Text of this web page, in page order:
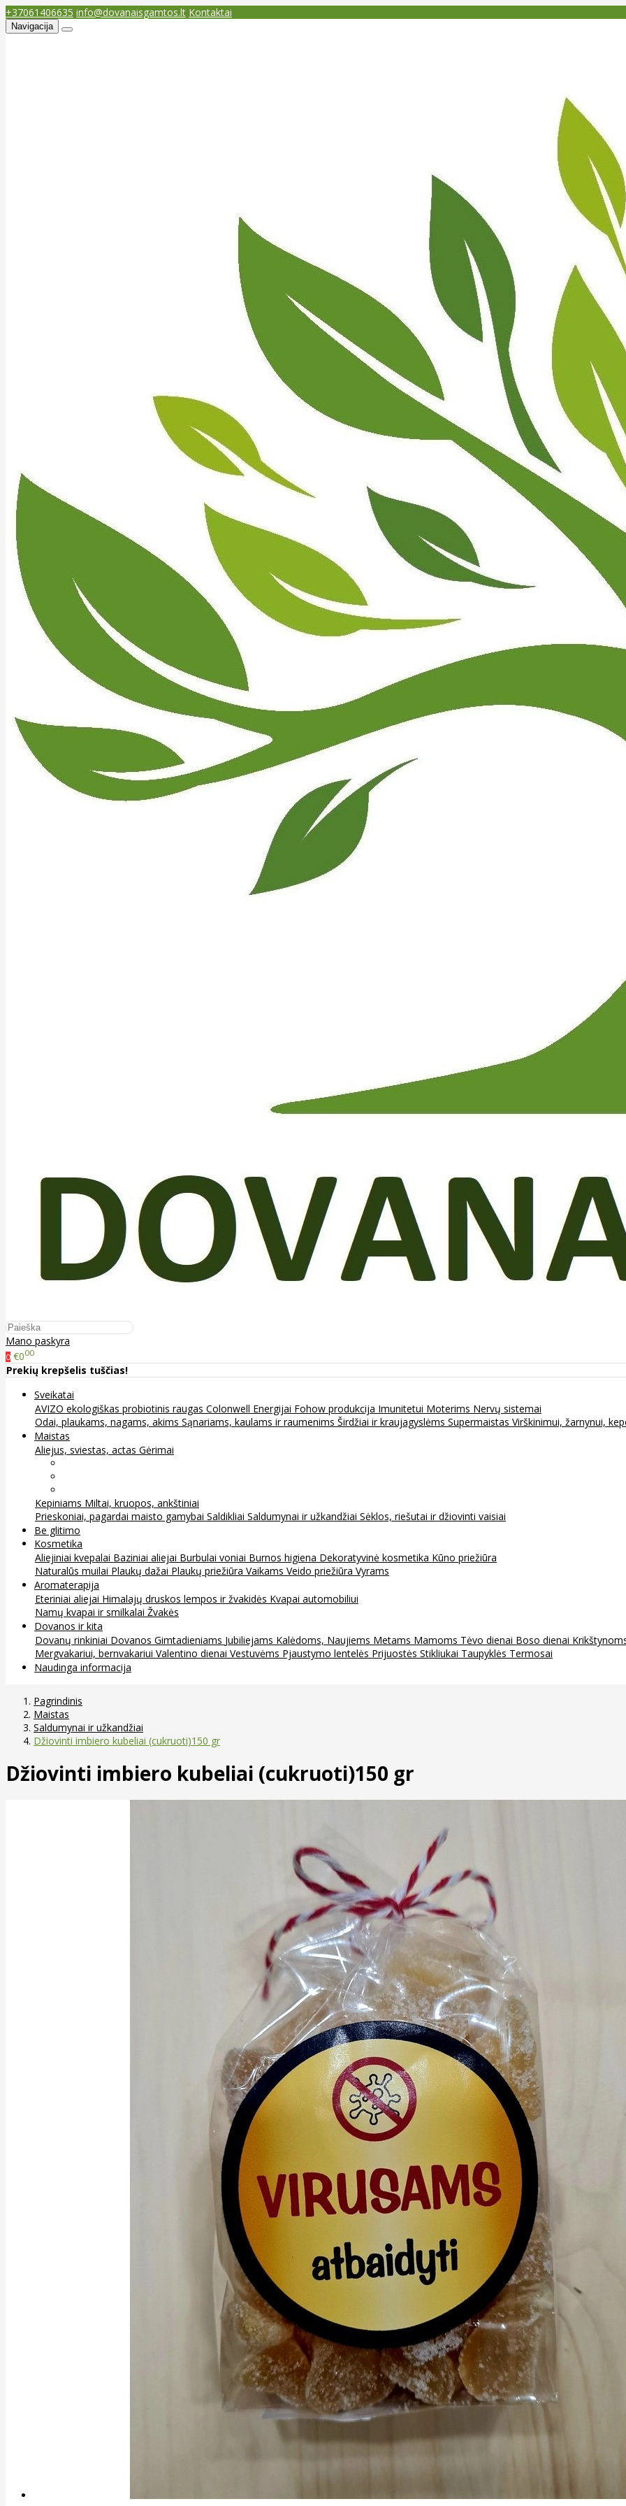
+37061406635 info@dovanaisgamtos.lt Kontaktai
Navigacija
Mano paskyra
0 €000
Prekių krepšelis tuščias!
Sveikatai
AVIZO ekologiškas probiotinis raugas Colonwell Energijai Fohow produkcija Imunitetui Moterims Nervų sistemai
Odai, plaukams, nagams, akims Sąnariams, kaulams ir raumenims Širdžiai ir kraujagyslėms Supermaistas Virškinimui, žarnynui,
Maistas
Aliejus, sviestas, actas Gėrimai
Kepiniams Miltai, kruopos, ankštiniai
Prieskoniai, pagardai maisto gamybai Saldikliai Saldumynai ir užkandžiai Sėklos, riešutai ir džiovinti vaisiai
Be glitimo
Kosmetika
Aliejiniai kvepalai Baziniai aliejai Burbulai voniai Burnos higiena Dekoratyvinė kosmetika Kūno priežiūra
Naturalūs muilai Plaukų dažai Plaukų priežiūra Vaikams Veido priežiūra Vyrams
Aromaterapija
Eteriniai aliejai Himalajų druskos lempos ir žvakidės Kvapai automobiliui
Namų kvapai ir smilkalai Žvakės
Dovanos ir kita
Dovanų rinkiniai Dovanos Gimtadieniams Jubiliejams Kalėdoms, Naujiems Metams Mamoms Tėvo dienai Boso dienai
Mergvakariui, bernvakariui Valentino dienai Vestuvėms Pjaustymo lentelės Prijuostės Stikliukai Taupyklės Termosai
Naudinga informacija
Pagrindinis
Maistas
Saldumynai ir užkandžiai
Džiovinti imbiero kubeliai (cukruoti)150 gr
Džiovinti imbiero kubeliai (cukruoti)150 gr